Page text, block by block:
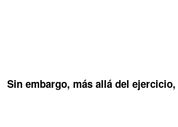
Sin embargo, más allá del